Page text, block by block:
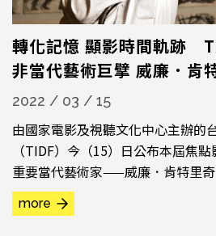
轉化記憶 顯影時間軌跡
非當代藝術巨擘 威廉．肯
2022 / 03 / 15
由國家電影及視聽文化中心主辦的
（TIDF）今（15）日公布本屆焦
重要當代藝術家——威廉．肯特里
KENTRIDGE）。其作品橫跨繪畫、
獎無數，為當代最具影響力的藝術
more